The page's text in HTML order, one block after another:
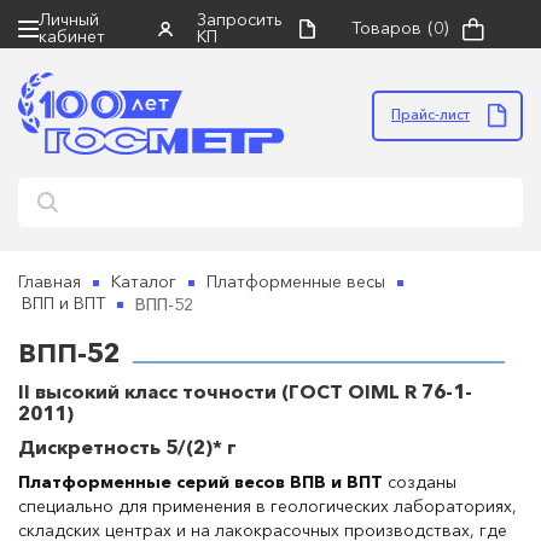
Личный
кабинет
Запросить
КП
Товаров (0)
Прайс-лист
Главная Каталог
Платформенные весы
ВПП и ВПТ
ВПП-52
ВПП-52
II высокий класс точности (ГОСТ OIML R 76-1-
2011)
Дискретность 5/(2)* г
Платформенные серий весов ВПВ и ВПТ созданы
специально для применения в геологических лабораториях,
складских центрах и на лакокрасочных производствах, где
×
НАЙТИ
в ремонт
×
• оборудование должно быть чистым, в
транспортировки, в полной комплектации с
руководством по эксплуатации
сопроводительное письмо и акт неисправности
(скачать бланк для заполнения можно ниже)
7816517580)
• отправка: ТК "Деловые линии" до терминала
перевозчика в г. Санкт-Петербург (пр. Стачек, д.
45/2)
бланк акта неисправности
отправке оборудования в ремонт)
Запросить коммерческое
предложение
×
Прикрепить файл